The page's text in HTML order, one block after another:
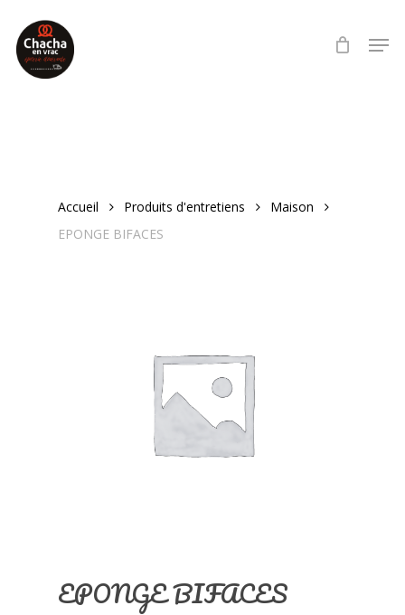
main
content
Accueil Produits d'entretiens
Maison
EPONGE BIFACES
EPONGE BIFACES
Close